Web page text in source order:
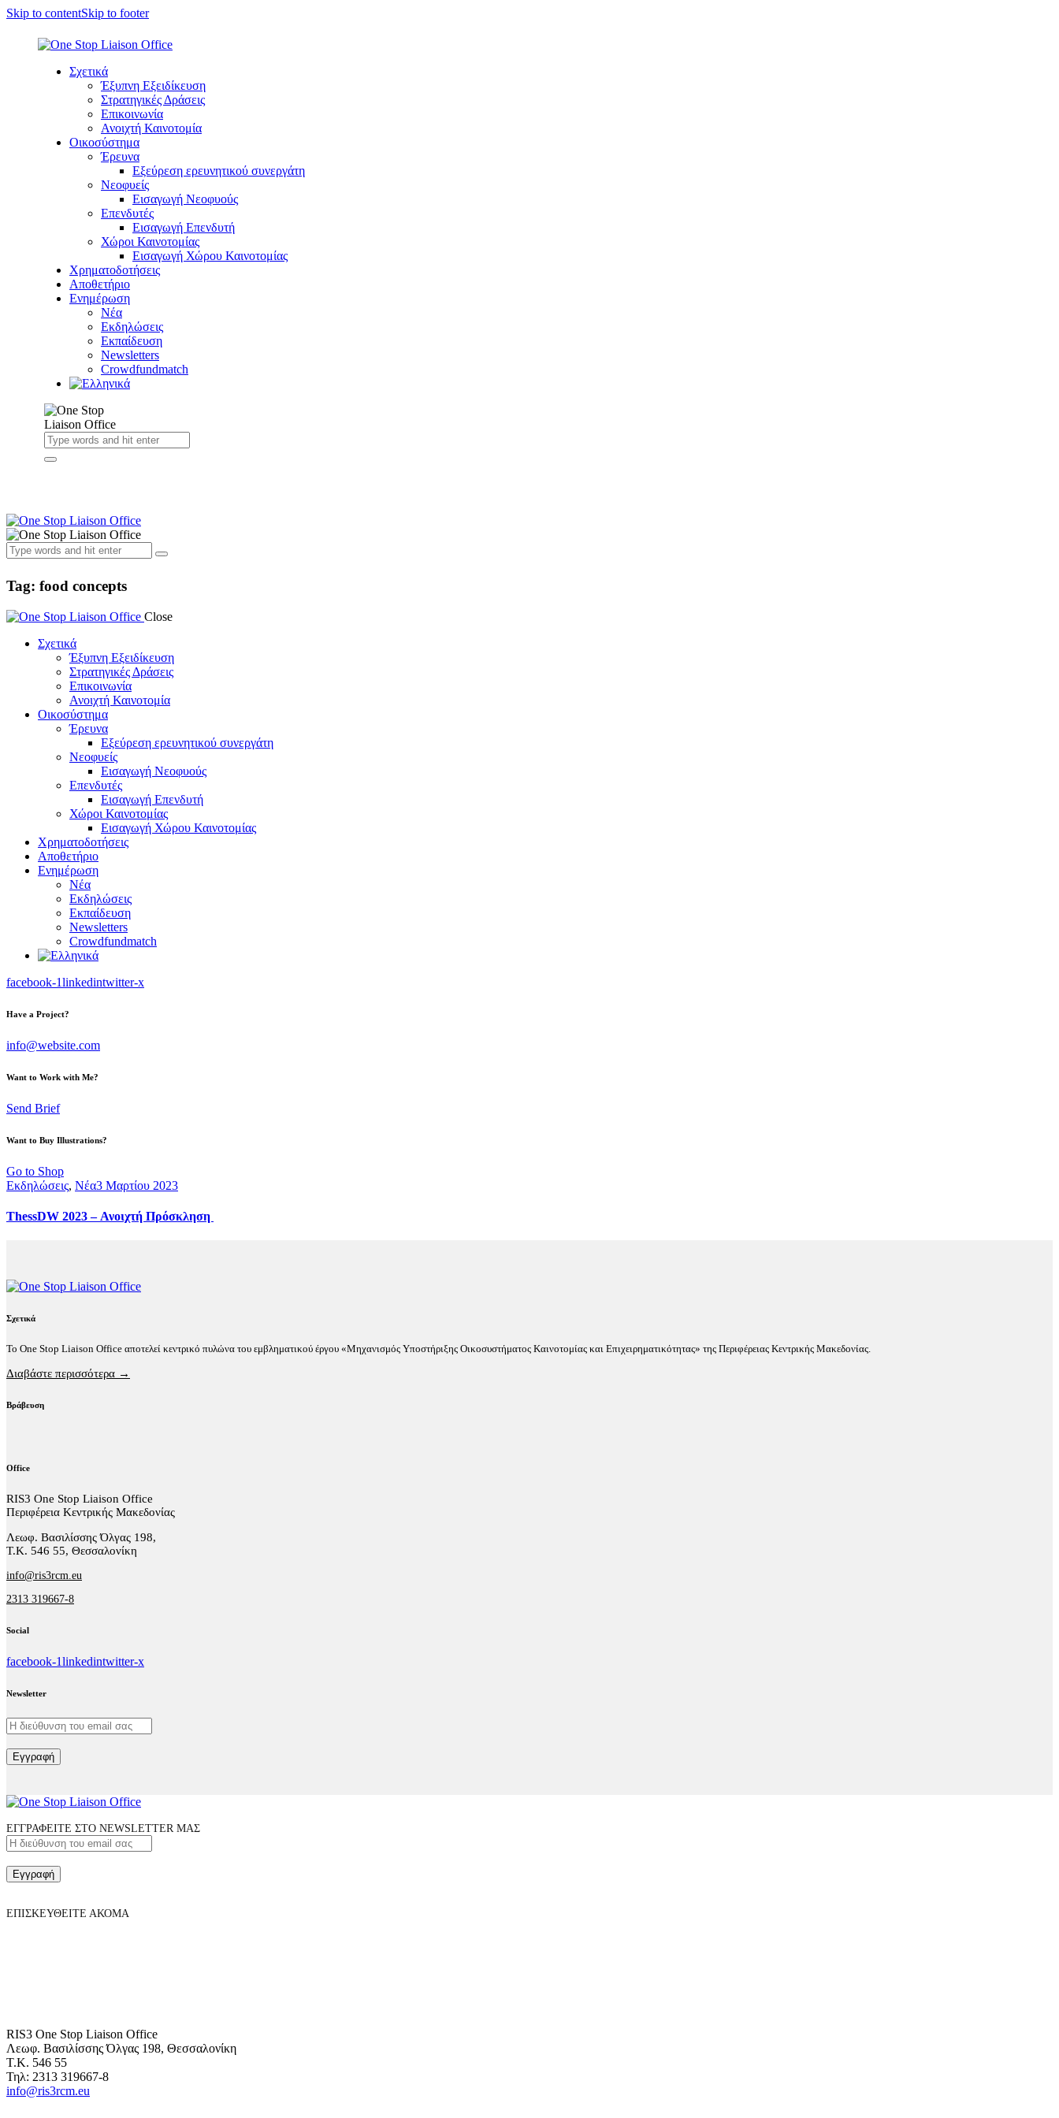
Skip to contentSkip to footer
Σχετικά
Έξυπνη Εξειδίκευση
Στρατηγικές Δράσεις
Επικοινωνία
Ανοιχτή Καινοτομία
Οικοσύστημα
Έρευνα
Εξεύρεση ερευνητικού συνεργάτη
Νεοφυείς
Εισαγωγή Νεοφυούς
Επενδυτές
Εισαγωγή Επενδυτή
Χώροι Καινοτομίας
Εισαγωγή Χώρου Καινοτομίας
Χρηματοδοτήσεις
Αποθετήριο
Ενημέρωση
Νέα
Εκδηλώσεις
Εκπαίδευση
Newsletters
Crowdfundmatch
Tag: food concepts
Close
Σχετικά
Έξυπνη Εξειδίκευση
Στρατηγικές Δράσεις
Επικοινωνία
Ανοιχτή Καινοτομία
Οικοσύστημα
Έρευνα
Εξεύρεση ερευνητικού συνεργάτη
Νεοφυείς
Εισαγωγή Νεοφυούς
Επενδυτές
Εισαγωγή Επενδυτή
Χώροι Καινοτομίας
Εισαγωγή Χώρου Καινοτομίας
Χρηματοδοτήσεις
Αποθετήριο
Ενημέρωση
Νέα
Εκδηλώσεις
Εκπαίδευση
Newsletters
Crowdfundmatch
facebook-1linkedintwitter-x
Have a Project?
info@website.com
Want to Work with Me?
Send Brief
Want to Buy Illustrations?
Go to Shop
Εκδηλώσεις, Νέα3 Μαρτίου 2023
ThessDW 2023 – Ανοιχτή Πρόσκληση
Σχετικά
Το One Stop Liaison Office αποτελεί κεντρικό πυλώνα του εμβληματικού έργου «Μηχανισμός Υποστήριξης Οικοσυστήματος Καινοτομίας και Επιχειρηματικότητας» της Περιφέρειας Κεντρικής Μακεδονίας.
Διαβάστε περισσότερα →
Βράβευση
Office
RIS3 One Stop Liaison Office
Περιφέρεια Κεντρικής Μακεδονίας
Λεωφ. Βασιλίσσης Όλγας 198,
Τ.Κ. 546 55, Θεσσαλονίκη
info@ris3rcm.eu
2313 319667-8
Social
facebook-1linkedintwitter-x
Newsletter
Εγγραφή
ΕΓΓΡΑΦΕΙΤΕ ΣΤΟ NEWSLETTER ΜΑΣ
Εγγραφή
ΕΠΙΣΚΕΥΘΕΙΤΕ ΑΚΟΜΑ
RIS3 One Stop Liaison Office
Λεωφ. Βασιλίσσης Όλγας 198, Θεσσαλονίκη
Τ.Κ. 546 55
Τηλ: 2313 319667-8
info@ris3rcm.eu